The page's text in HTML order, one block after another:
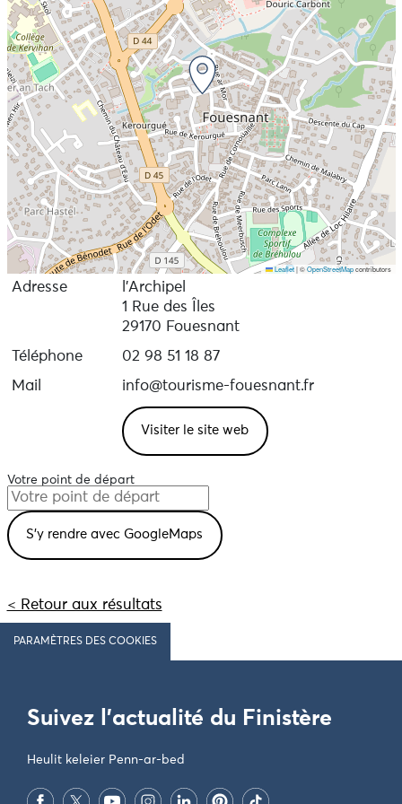
d’observation, scientifique et technique. Après
quelques « cours-crayon » et stages, elle commence à
peindre et découvre les pigments, les couleurs,
l’aquarelle (soulignée à l’encre de Chine) et surtout la
peinture à l’huile.
Aujourd’hui, elle peint à l’huile avec rehauts de
couteaux. Elle aime à privilégier les aplats et la
recherche de couleurs non primaires. Ses inspirations
premières sont le minéral (l’océan, les roches, les îles et
paysages volcaniques…), l’architecture et le végétal.
Les toiles sont pour elle une succession d’impressions,
parfois captées au hasard, des instants suspendus
invitant à un voyage, souvent intérieur et nostalgique.
Leaflet |©OpenStreetMapcontributors
Adresse
l'Archipel
1 Rue des Îles
29170 Fouesnant
Téléphone
02 98 51 18 87
Mail
info@tourisme-fouesnant.fr
Visiter le site web
Votre point de départ
< Retour aux résultats
PARAMÈTRES DES COOKIES
Suivez l'actualité du Finistère
Heulit keleier Penn-ar-bed